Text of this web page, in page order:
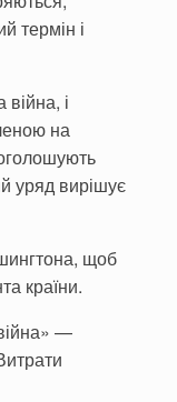
термін і
і
на
уряд вирішує
щоб
країни.
—